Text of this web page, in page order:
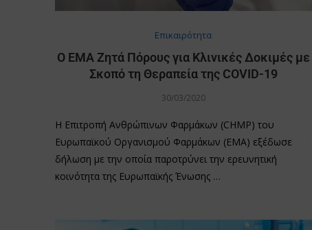
Επικαιρότητα
Ο ΕΜΑ Ζητά Πόρους για Κλινικές Δοκιμές με
Σκοπό τη Θεραπεία της COVID-19
30/03/2020
Η Επιτροπή Ανθρώπινων Φαρμάκων (CHMP) του
Ευρωπαϊκού Οργανισμού Φαρμάκων (EMA) εξέδωσε
δήλωση με την οποία παροτρύνει την ερευνητική
κοινότητα της Ευρωπαϊκής Ένωσης …